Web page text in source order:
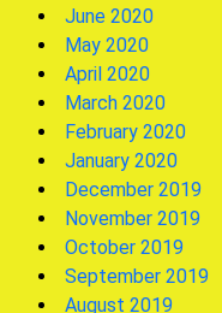
June 2020
May 2020
April 2020
March 2020
February 2020
January 2020
December 2019
November 2019
October 2019
September 2019
August 2019